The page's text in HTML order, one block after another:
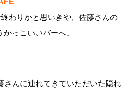
わりかと思いきや、佐藤さんの
っこいいバーへ。
さんに連れてきていただいた隠れ